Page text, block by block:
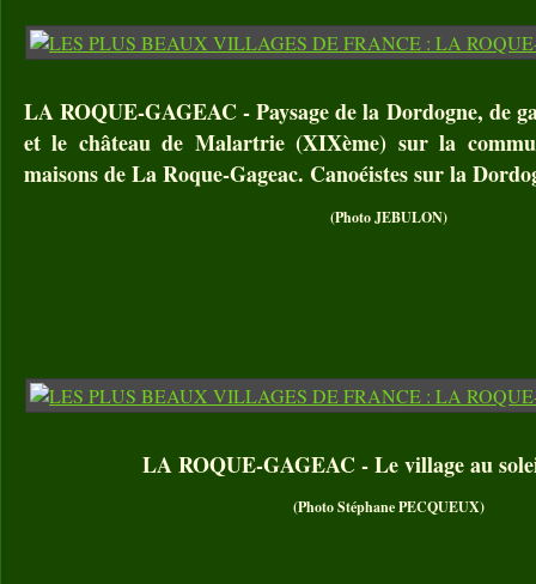
LA ROQUE-GAGEAC - Paysage de la Dordogne, de
et le château de Malartrie (XIXème) sur la
maisons de La Roque-Gageac. Canoéistes sur la
(Photo JEBULON)
LA ROQUE-GAGEAC - Le village au
(Photo Stéphane PECQUEUX)